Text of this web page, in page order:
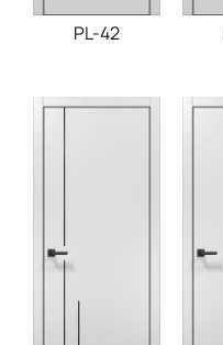
PL-42